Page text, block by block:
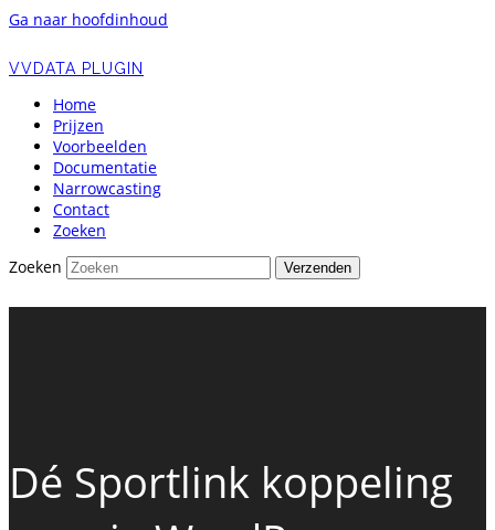
Ga naar hoofdinhoud
VVDATA PLUGIN
Home
Prijzen
Voorbeelden
Documentatie
Narrowcasting
Contact
Zoeken
Zoeken
Verzenden
Dé Sportlink koppeling